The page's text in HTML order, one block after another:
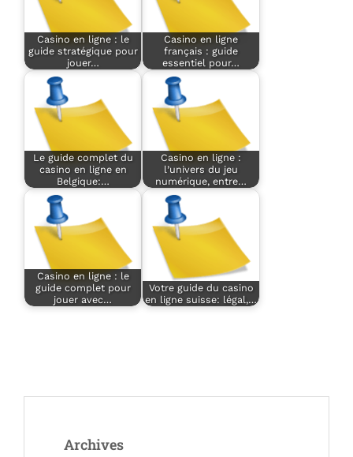
Casino en ligne : le
guide stratégique pour
jouer…
Casino en ligne
français : guide
essentiel pour…
Le guide complet du
casino en ligne en
Belgique:…
Casino en ligne :
l’univers du jeu
numérique, entre…
Casino en ligne : le
guide complet pour
jouer avec…
Votre guide du casino
en ligne suisse: légal,…
Archives